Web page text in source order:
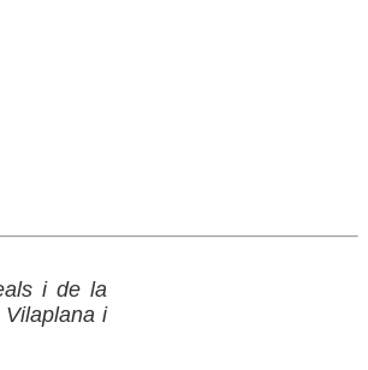
i de la
Vilaplana i